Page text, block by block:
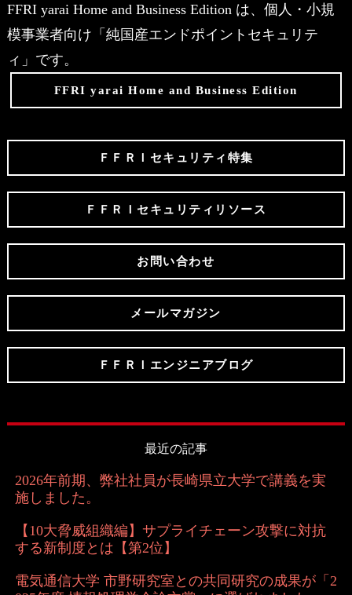
FFRI yarai Home and Business Edition は、個人・小規
模事業者向け「純国産エンドポイントセキュリテ
ィ」です。
FFRI yarai Home and Business Edition
ＦＦＲＩセキュリティ特集
ＦＦＲＩセキュリティリソース
お問い合わせ
メールマガジン
ＦＦＲＩエンジニアブログ
最近の記事
2026年前期、弊社社員が長崎県立大学で講義を実
施しました。
【10大脅威組織編】サプライチェーン攻撃に対抗
する新制度とは【第2位】
電気通信大学 市野研究室との共同研究の成果が「2